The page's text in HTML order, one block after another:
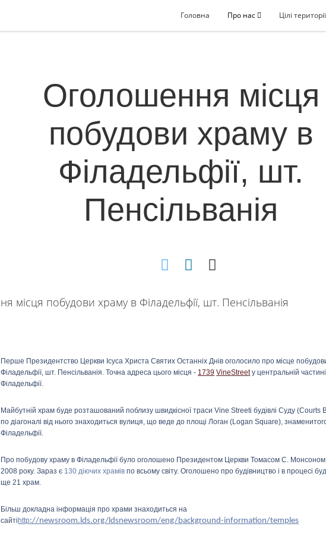
Головна Про нас Цілі території
Оголошення місця
побудови храму в
Філадельфії, шт.
Пенсільванія
Перше Президентство Церкви Ісуса Христа Святих Останніх Днів оголосило про місце
Філадельфії, шт. Пенсільванія. Точна адреса цього місця - 1739 VineStreet у центральній частині
Філадельфії.
Майбутній храм буде розташований поблизу швидкісної траси Vine Streetі будівлі Суду (Courts
по діагоналі від нього знаходиться вулиця, що веде до площі Логан (Logan Square),
Філадельфії.
Про побудову храму в Філадельфії було оголошено Президентом Церкви Томасом С. Монсоном
2008 року. Зараз є 130 діючих храмів по всьому світу. Оголошено про будівництво і в процесі
ще 21 храм.
Більш докладна інформація про храми знаходиться на
сайті http://newsroom.lds.org/ldsnewsroom/eng/background-information/temples